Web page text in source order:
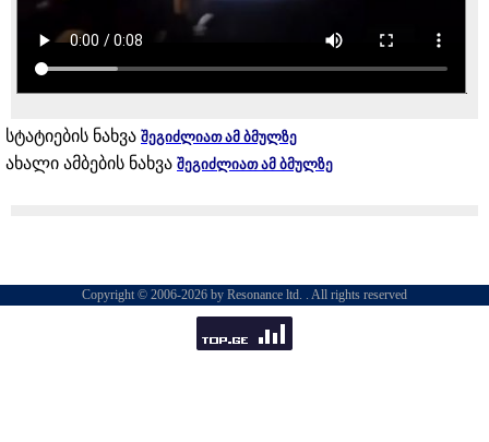
სტატიების ნახვა შეგიძლიათ ამ ბმულზე
ახალი ამბების ნახვა შეგიძლიათ ამ ბმულზე
Copyright © 2006-2026 by Resonance ltd. . All rights reserved